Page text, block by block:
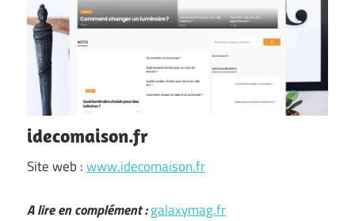
idecomaison.fr
Site web :www.idecomaison.fr
A lire en complément :galaxymag.fr